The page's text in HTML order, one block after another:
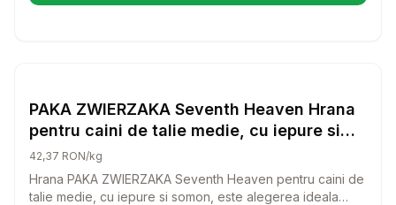
Rozatoare
PAKA ZWIERZAKA Seventh Heaven Hrana
pentru caini de talie medie, cu iepure si
somon 1,5kg
42,37 RON/kg
Hrana PAKA ZWIERZAKA Seventh Heaven pentru caini de
talie medie, cu iepure si somon, este alegerea ideala